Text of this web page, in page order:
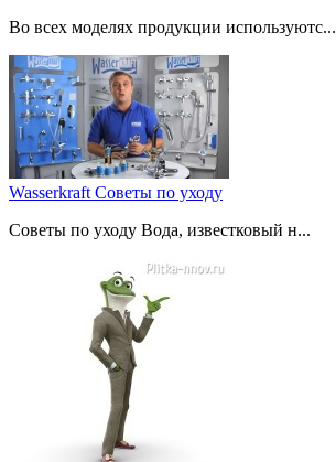
Во всех моделях продукции используютс...
Wasserkraft Советы по уходу
Советы по уходу Вода, известковый н...